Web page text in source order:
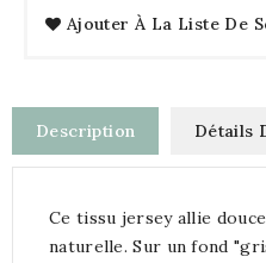
Ajouter À La Liste De
Description Détails
Ce tissu jersey allie
naturelle. Sur un fond